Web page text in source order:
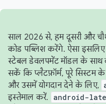
साल 2026 से, हम दूसरी और
कोड पब्लिश करेंगे. ऐसा इसलिए
स्टेबल डेवलपमेंट मॉडल के
सकें कि प्लैटफ़ॉर्म, पूरे सिस्टम के
और उसमें योगदान देने के लिए,
इस्तेमाल करें.
android-